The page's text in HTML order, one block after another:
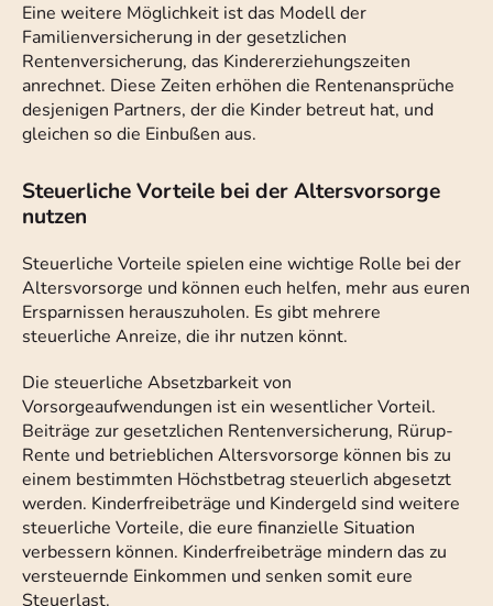
Eine weitere Möglichkeit ist das Modell der
Familienversicherung in der gesetzlichen
Rentenversicherung, das Kindererziehungszeiten
anrechnet. Diese Zeiten erhöhen die Rentenansprüche
desjenigen Partners, der die Kinder betreut hat, und
gleichen so die Einbußen aus.
Steuerliche Vorteile bei der Altersvorsorge
nutzen
Steuerliche Vorteile spielen eine wichtige Rolle bei der
Altersvorsorge und können euch helfen, mehr aus euren
Ersparnissen herauszuholen. Es gibt mehrere
steuerliche Anreize, die ihr nutzen könnt.
Die steuerliche Absetzbarkeit von
Vorsorgeaufwendungen ist ein wesentlicher Vorteil.
Beiträge zur gesetzlichen Rentenversicherung, Rürup-
Rente und betrieblichen Altersvorsorge können bis zu
einem bestimmten Höchstbetrag steuerlich abgesetzt
werden. Kinderfreibeträge und Kindergeld sind weitere
steuerliche Vorteile, die eure finanzielle Situation
verbessern können. Kinderfreibeträge mindern das zu
versteuernde Einkommen und senken somit eure
Steuerlast.